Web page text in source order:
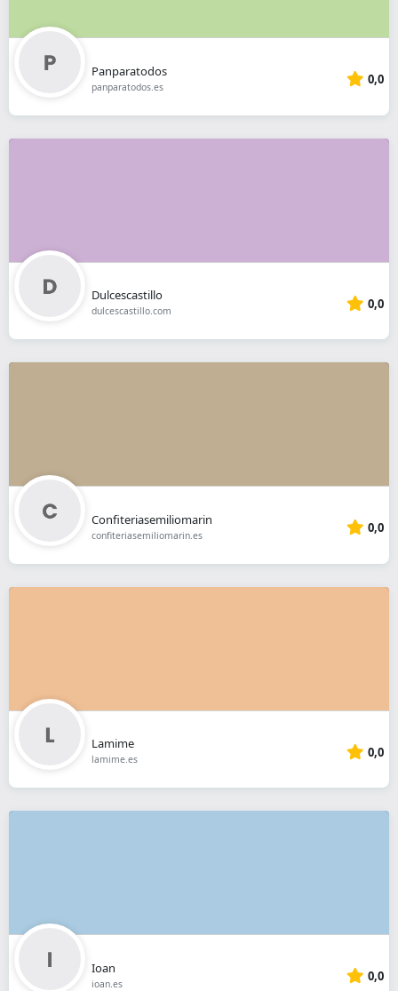
Panparatodos
panparatodos.es 0,0
Dulcescastillo
dulcescastillo.com 0,0
Confiteriasemiliomarin
confiteriasemiliomarin.es 0,0
Lamime
lamime.es 0,0
Ioan
ioan.es 0,0